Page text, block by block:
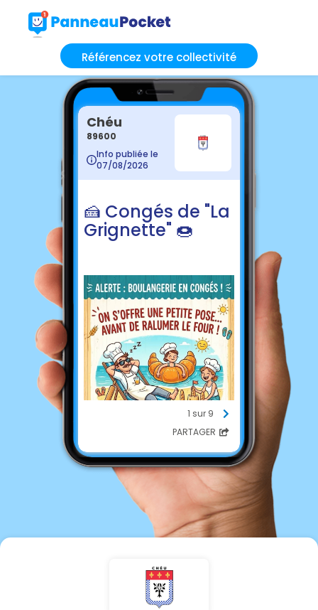
Référencez votre collectivité
Chéu
89600
Info publiée le
07/08/2026
🍰 Congés de "La
Grignette" 🍩
1 sur 9
PARTAGER